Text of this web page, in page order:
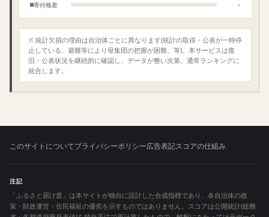
寄付格差 ‐
※ 統計欠損の理由は自治体ごとに異なります(統計の取得・公表が一時停
止している、避難等により母集団の把握が困難、等)。本サービスは復
旧・公表状況を継続的に確認し、データが整い次第、通常ランキングに
統合します。
このサイトについてプライバシーポリシー広告表記スコアの仕組み
注記
「ふるさと届け度」は本サイトが独自に設計した合成指標であり、各自治体の政
策・財政運営・住民福祉の優劣を示すものではありません。スコアは公開統計(総務